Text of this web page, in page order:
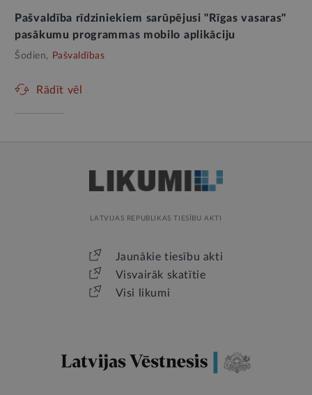
Pašvaldība rīdziniekiem sarūpējusi "Rīgas vasaras"
pasākumu programmas mobilo aplikāciju
Šodien, Pašvaldības
Rādīt vēl
LATVIJAS REPUBLIKAS TIESĪBU AKTI
Jaunākie tiesību akti
Visvairāk skatītie
Visi likumi